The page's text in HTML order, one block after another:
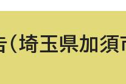
（埼玉県加